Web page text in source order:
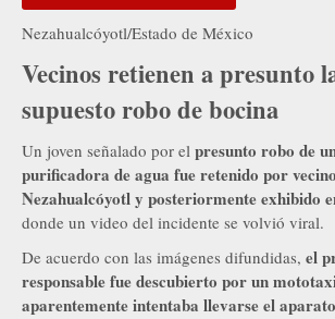
Nezahualcóyotl/Estado de México
Vecinos retienen a presunto
supuesto robo de bocina
Un joven señalado por el presunto robo de
purificadora de agua fue retenido por
Nezahualcóyotl y posteriormente exhibido
donde un video del incidente se volvió viral.
De acuerdo con las imágenes difundidas, el
responsable fue descubierto por un
aparentemente intentaba llevarse el aparato